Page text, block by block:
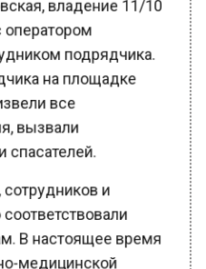
оператором
подрядчика.
на площадке
все
вызвали
и
В настоящее время
медицинской